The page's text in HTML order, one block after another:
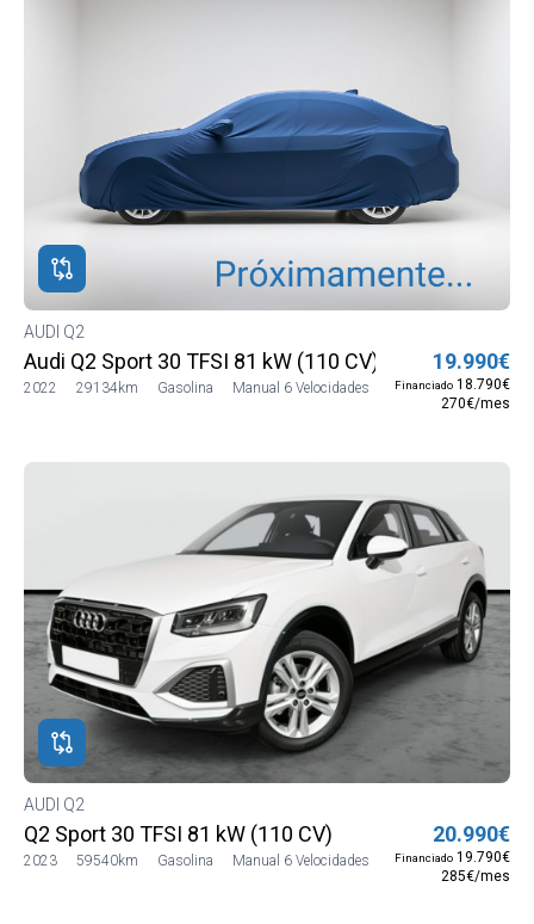
AUDI Q2
Audi Q2 Sport 30 TFSI 81 kW (110 CV)
2022 29134km Gasolina Manual 6 Velocidades
19.990€
Financiado 18.790€
270€/mes
AUDI Q2
Q2 Sport 30 TFSI 81 kW (110 CV)
2023 59540km Gasolina Manual 6 Velocidades
20.990€
Financiado 19.790€
285€/mes